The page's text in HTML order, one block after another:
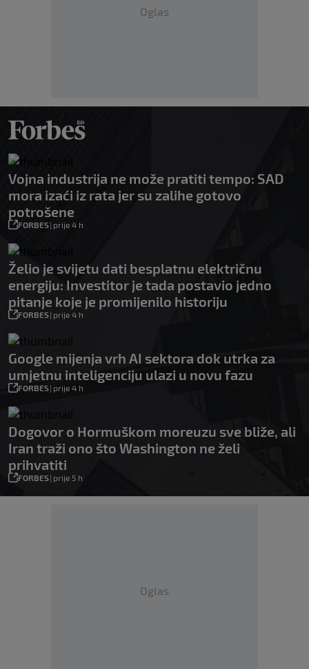
Oglas
Vojna industrija ne može pratiti tempo: SAD
mora izaći iz rata jer su zalihe gotovo
potrošene
FORBES| prije 4 h
Želio je svijetu dati besplatnu električnu
energiju: Investitor je tada postavio jedno
pitanje koje je promijenilo historiju
FORBES| prije 4 h
Google mijenja vrh AI sektora dok utrka za
umjetnu inteligenciju ulazi u novu fazu
FORBES| prije 4 h
Dogovor o Hormuškom moreuzu sve bliže, ali
Iran traži ono što Washington ne želi
prihvatiti
FORBES| prije 5 h
Oglas